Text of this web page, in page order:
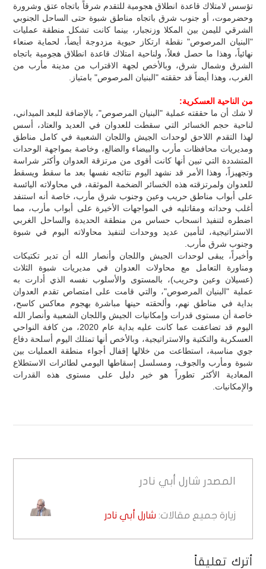
تؤسس لامتلاك قاعدة انطلاق هجومية للتقدم شرقاً باتجاه عتق وشرورة
وحضرموت، أو جنوب شرق باتجاه مناطق شبوة حتى الساحل الجنوبي
الشرقي لليمن بين المكلا وزنجبار، بينما كانت تشكل منطقة عمليات
"البنيان المرصوص" نقطة ارتكاز حيوية مزدوجة أيضاً، لحماية صنعاء
نهائياً، وهذا ما حصل فعلاً، ولناحية امتلاك قاعدة انطلاق هجومية باتجاه
الشرق وشمال شرق، وبالأخص لجهة الاقتراب من مدينة مأرب من
الغرب، وهذا أيضاً قد حققته "البنيان المرصوص" بامتياز.
من الناحية العسكرية:
لا شك أن ما حققته عملية "البنيان المرصوص"، بالإضافة للبعد الميداني،
لناحية حجم الخسائر التي سقطت للعدوان في العديد والعتاد، أسس
لهذا التقدم اللاحق لوحدات الجيش واللجان الشعبية في كامل مناطق
ومديريات محافظات مأرب والبيضاء والضالع، وخاصة بمواجهة الوحدات
المتشددة التي تبين أنها كانت أقوى من مرتزقة العدوان وأكثر شراسة
وتجهيزاً، وهذا الأمر قد نشهد اليوم نتائجه نفسها بعد ما سقط ويسقط
للعدوان ولمرتزقته هذه الخسائر الضخمة الموثقة، في محاولاته اليائسة
على أبواب مناطق حريب وعين وجنوب شرق مأرب، خاصة أنه استنفد
أغلب وحداته ومقاتليه في المواجهات الأخيرة على أبواب مأرب، مما
اضطره لتنفيذ انسحاب حساس من منطقة الحديدة والساحل الغربي
الاستراتيجية، لتأمين عديد ووحدات لتنفيذ محاولاته اليوم في شبوة
وجنوب شرق مأرب.
وأخيراً، يبقى لوحدات الجيش واللجان وأنصار الله أن تدير تكتيكات
ومناورة التعامل مع محاولات العدوان في مديريات شبوة الثلاث
(عسيلان وعين وحريب)، بالمستوى والأسلوب نفسه الذي أدارت به
عملية "البنيان المرصوص"، والتي قامت على امتصاص تقدم العدوان
بداية في مناطق نهم، وألحقته حينها مباشرة بهجوم معاكس كاسح،
خاصة أن مستوى قدرات وإمكانيات الجيش واللجان الشعبية وأنصار الله
اليوم قد تضاعفت عما كانت عليه بداية عام 2020، من كافة النواحي
العسكرية والتكتية والاستراتيجية، وبالأخص أنها تمتلك اليوم أسلحة دفاع
جوي مناسبة، استطاعت من خلالها إقفال أجواء منطقة العمليات بين
شبوة ومأرب والجوف، ومسلسل إسقاطها اليومي لطائرات الاستطلاع
المعادية الأكثر تطوراً هو خير دليل على مستوى هذه القدرات
والإمكانيات.
المصدر شارل أبي نادر
زيارة جميع مقالات: شارل أبي نادر
أترك تعليقاً